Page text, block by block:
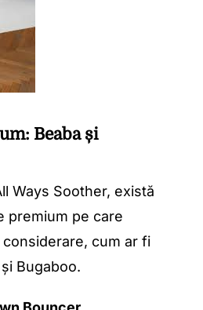
Beaba și
Ways Soother, există
premium pe care
cum ar fi
Bugaboo.